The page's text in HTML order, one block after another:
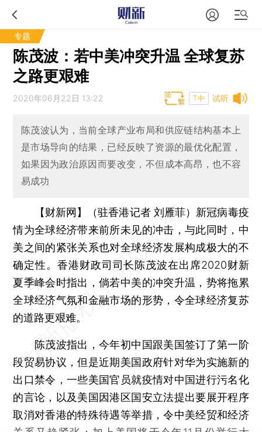
专题
陈茂波：若中美冲突升温 全球复苏
之路更艰难
试听
2020年06月22日 13:22 T中
陈茂波认为，当前全球产业布局和供应链结构基本上
是市场导向的结果，已经反映了资源的最优化配置，
如果因为政治原因而要改变，不但成本高昂，也不容
易成功
【财新网】（驻香港记者 刘雁菲） 新冠病毒疫
情为全球经济带来前所未见的冲击，与此同时，中
美之间的紧张关系也对全球经济发展构成极大的不
确定性。香港财政司司长陈茂波在出席2020财新
夏季峰会时指出，倘若中美的冲突升温，势将拖累
全球经济气氛和金融市场的形势，令全球经济复苏
的道路更艰难。
陈茂波指出，今年初中国跟美国签订了第一阶
段贸易协议，但是近期美国政府针对华为实施新的
出口禁令，一些美国官员就疫情对中国进行污名化
的言论，以及美国因港区国安立法提出要展开程序
取消对香港的特殊待遇等举措，令中美经贸和经济